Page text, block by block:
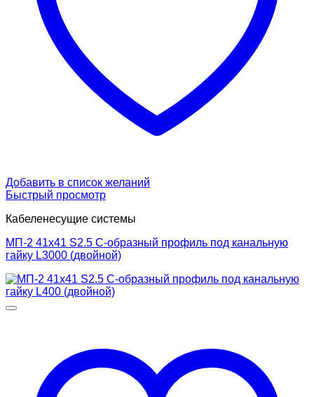
Добавить в список желаний
Быстрый просмотр
Кабеленесущие системы
МП-2 41х41 S2.5 С-образный профиль под канальную
гайку L3000 (двойной)